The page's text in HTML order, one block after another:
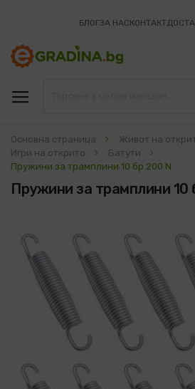
БЛОГЗА НАСКОНТАКТ
Основна страница
Живот на
Игри на открито
Батути
Пружини за трамплини 10 бр 200 N
Пружини за трамплини 10
края
галерията
изображенията